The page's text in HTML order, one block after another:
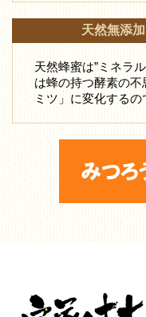
天然無添
天然蜂蜜は”ミネラ
は蜂の持つ酵素の
ミツ」に変化するの